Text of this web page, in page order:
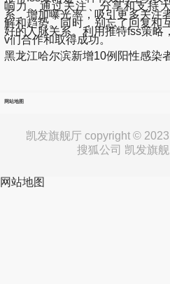
响力。通过关注、分享和支持
系，增加曝光率，吸引更多关注
解和趋势。同时，别忘了回复和
好的人脉关系。利用推特fss策略
v们合作和取得成功。
黑龙江哈尔滨新增10例阳性感染
网站地图
凯发旗舰厅 copyright ©
搜狐公司 凯发旗
网站地图